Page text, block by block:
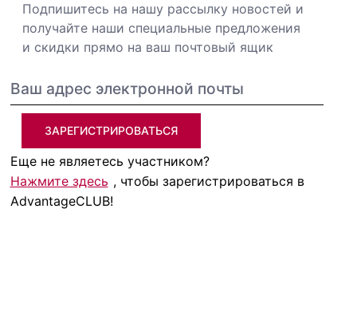
Подпишитесь на нашу рассылку новостей и
получайте наши специальные предложения
и скидки прямо на ваш почтовый ящик
ЗАРЕГИСТРИРОВАТЬСЯ
Еще не являетесь участником?
Нажмите здесь , чтобы зарегистрироваться в
AdvantageCLUB!